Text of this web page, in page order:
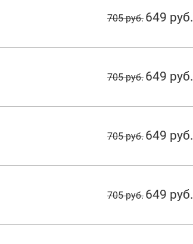
705 руб. 649 руб.
705 руб. 649 руб.
705 руб. 649 руб.
705 руб. 649 руб.